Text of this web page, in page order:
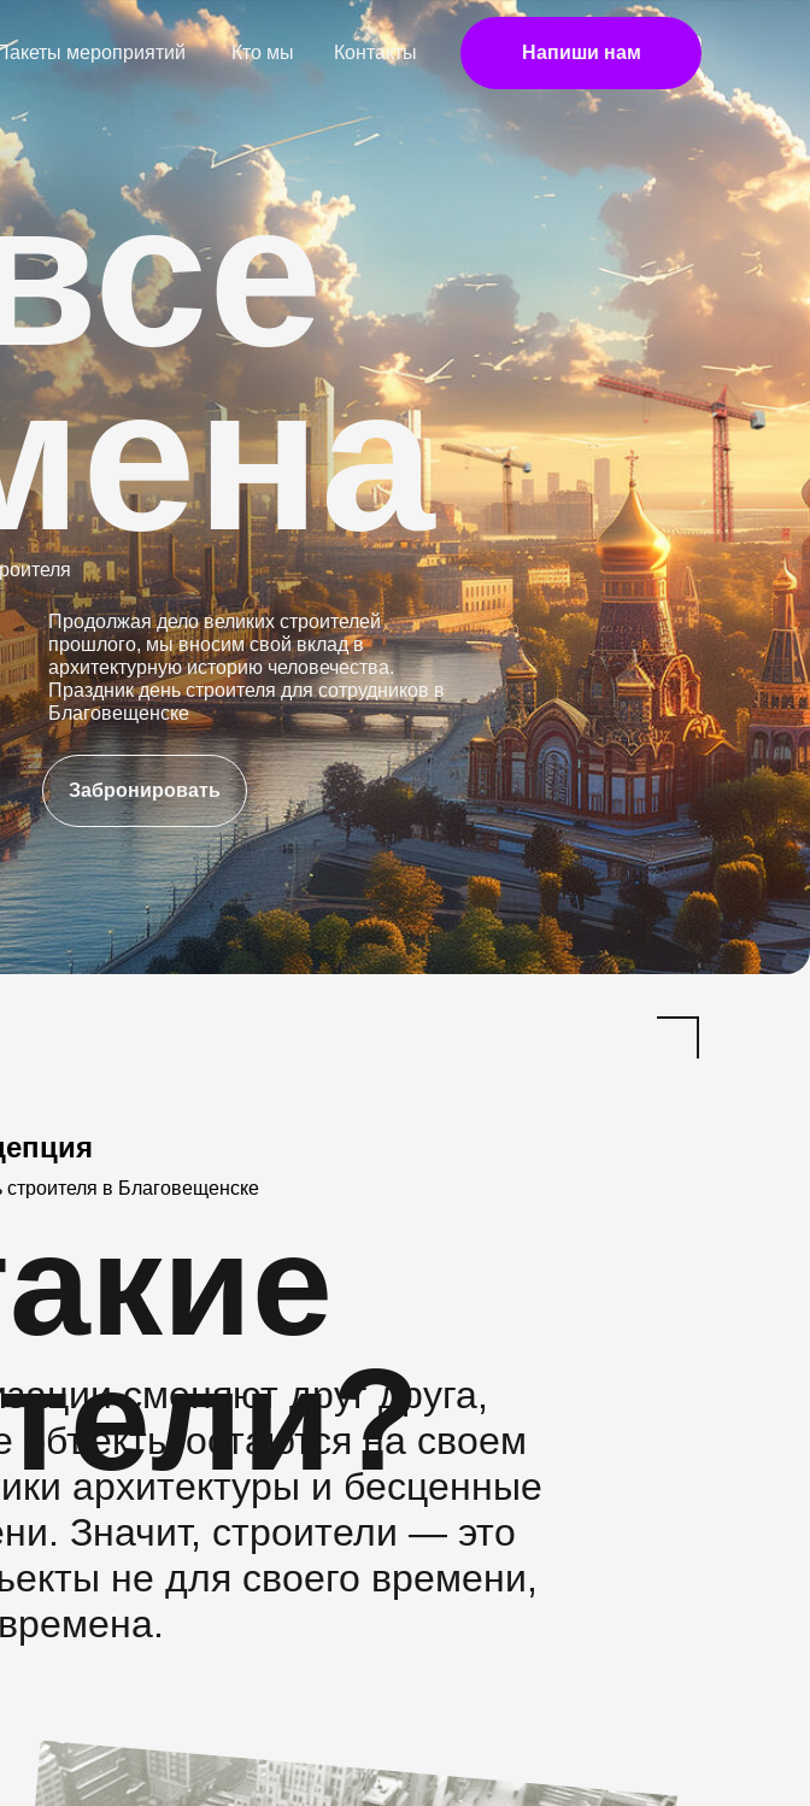
Кто мы Контакты
мероприятий Напиши нам
Продолжая дело великих строителей
прошлого, мы вносим свой вклад в
архитектурную историю человечества.
Праздник день строителя для сотрудников в
Благовещенске
Забронировать
сменяют друг друга,
объекты остаются на своем
архитектуры и бесценные
Значит, строители — это
не для своего времени,
в Благовещенске